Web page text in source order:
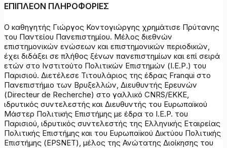
ΕΠΙΠΛΕΟΝ ΠΛΗΡΟΦΟΡΙΕΣ
Ο καθηγητής Γιώργος Κοντογιώργης χρημάτισε Πρύτανης
του Παντείου Πανεπιστημίου. Μέλος διεθνών
επιστημονικών ενώσεων και επιστημονικών περιοδικών,
έχει διδάξει σε πλήθος ξένων πανεπιστημίων και επί σειρά
ετών στο Ινστιτούτο Πολιτικών Επιστημών (Ι.Ε.Ρ.) του
Παρισιού. Διετέλεσε Τιτουλάριος της έδρας Franqui στο
Πανεπιστήμιο των Βρυξελλών, Διευθυντής Ερευνών
(Directeur de Recherche) στο γαλλικό CNRS/ΕΚΚΕ,
ιδρυτικός συντελεστής και Διευθυντής του Ευρωπαϊκού
Μάστερ Πολιτικής Επιστήμης με έδρα το I.E.P. του
Παρισιού, ιδρυτικός συντελεστής της Ελληνικής Εταιρείας
Πολιτικής Επιστήμης και του Ευρωπαϊκού Δικτύου Πολιτικής
Επιστήμης (EPSNET), μέλος της Ανώτατης Διοίκησης του